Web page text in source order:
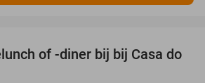
34%
of -diner bij bij Casa do